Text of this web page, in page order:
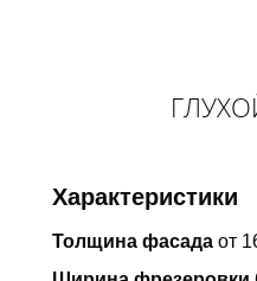
ПРОДУКЦИЯ
ДЕКОРЫ
Характеристики
Толщина фасада от